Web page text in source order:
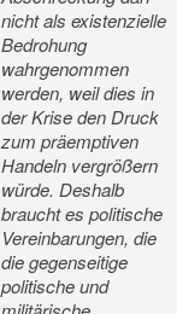
nicht als existenzielle
Bedrohung
wahrgenommen
werden, weil dies in
der Krise den Druck
zum präemptiven
Handeln vergrößern
würde. Deshalb
braucht es politische
Vereinbarungen, die
die gegenseitige
politische und